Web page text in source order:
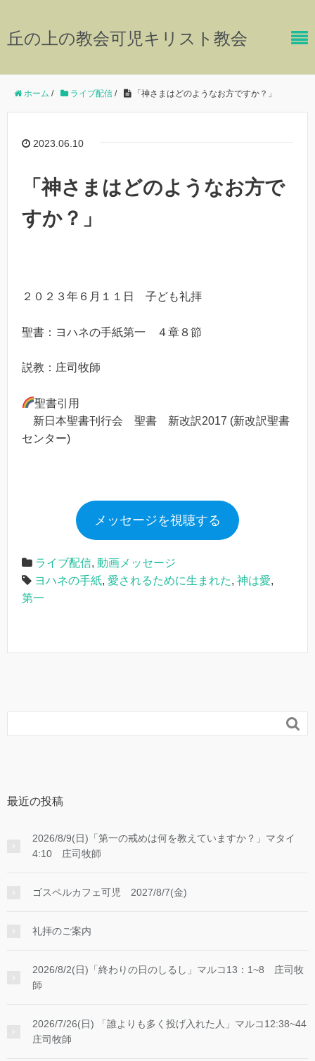
丘の上の教会可児キリスト教会
ホーム / ライブ配信 / 「神さまはどのようなお方ですか？」
2023.06.10
「神さまはどのようなお方で
すか？」
２０２３年６月１１日 子ども礼拝
聖書：ヨハネの手紙第一 ４章８節
説教：庄司牧師
聖書引用
新日本聖書刊行会 聖書 新改訳2017 (新改訳聖書
センター)
メッセージを視聴する
ライブ配信, 動画メッセージ
ヨハネの手紙, 愛されるために生まれた, 神は愛,
第一

最近の投稿
2026/8/9(日)「第一の戒めは何を教えていますか？」マタイ
4:10 庄司牧師
ゴスペルカフェ可児 2027/8/7(金)
礼拝のご案内
2026/8/2(日)「終わりの日のしるし」マルコ13：1~8 庄司牧
師
2026/7/26(日) 「誰よりも多く投げ入れた人」マルコ12:38~44
庄司牧師